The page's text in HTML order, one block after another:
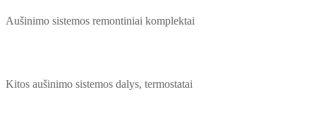
Aušinimo sistemos remontiniai komplektai
Kitos aušinimo sistemos dalys, termostatai